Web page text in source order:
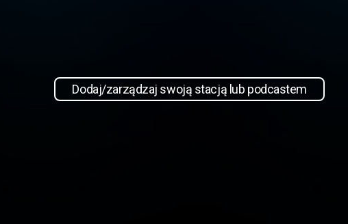
Dodaj/zarządzaj swoją stacją lub podcastem